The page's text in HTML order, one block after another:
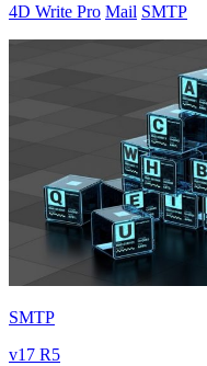
4D Write Pro Mail SMTP
SMTP
v17 R5